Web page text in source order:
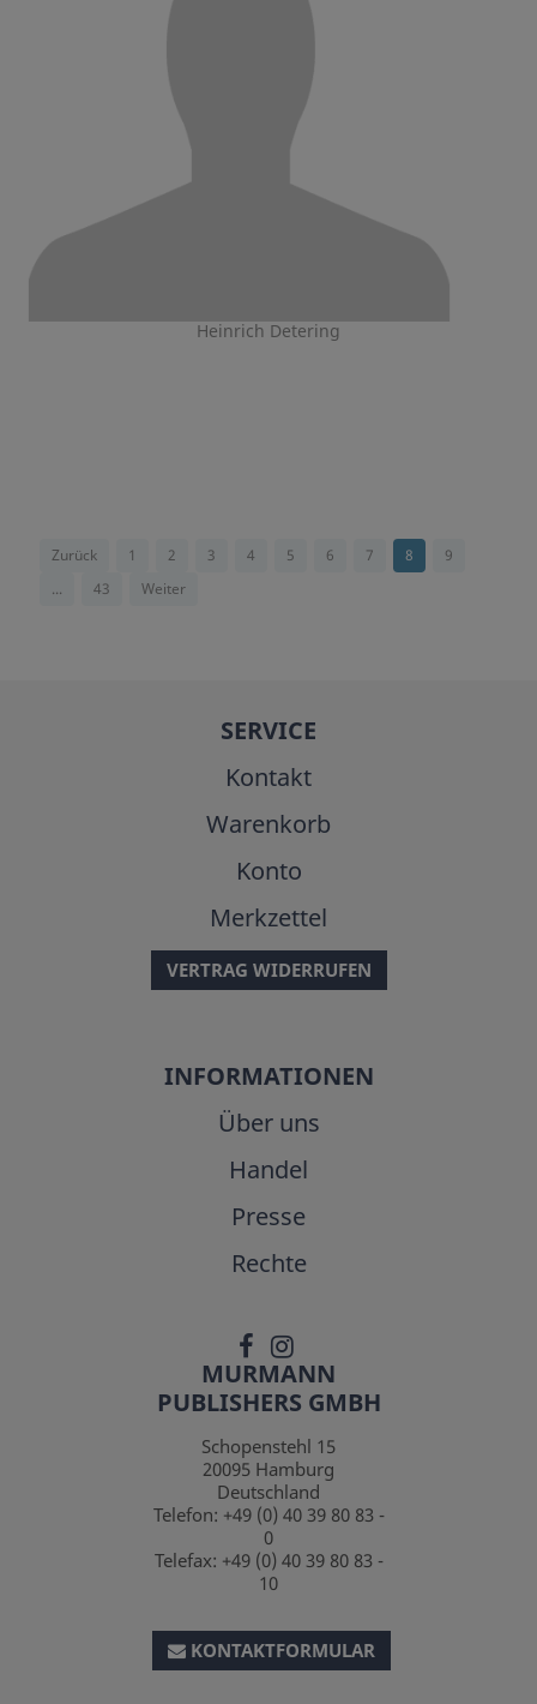
Heinrich Detering
Zurück 1 2 3 4 5 6 7 8
9
...
43 Weiter
SERVICE
Kontakt
Warenkorb
Konto
Merkzettel
VERTRAG WIDERRUFEN
INFORMATIONEN
Über uns
Handel
Presse
Rechte
MURMANN
PUBLISHERS GMBH
Schopenstehl 15
20095 Hamburg
Deutschland
Telefon: +49 (0) 40 39 80 83 -
0
Telefax: +49 (0) 40 39 80 83 -
10
KONTAKTFORMULAR